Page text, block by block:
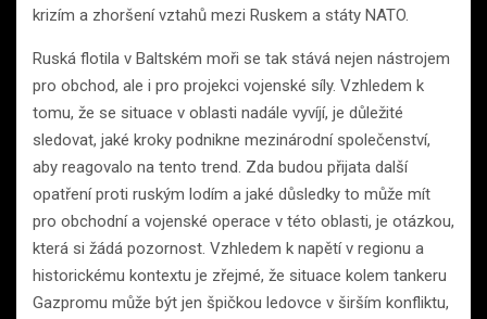
krizím a zhoršení vztahů mezi Ruskem a státy NATO.
Ruská flotila v Baltském moři se tak stává nejen nástrojem
pro obchod, ale i pro projekci vojenské síly. Vzhledem k
tomu, že se situace v oblasti nadále vyvíjí, je důležité
sledovat, jaké kroky podnikne mezinárodní společenství,
aby reagovalo na tento trend. Zda budou přijata další
opatření proti ruským lodím a jaké důsledky to může mít
pro obchodní a vojenské operace v této oblasti, je otázkou,
která si žádá pozornost. Vzhledem k napětí v regionu a
historickému kontextu je zřejmé, že situace kolem tankeru
Gazpromu může být jen špičkou ledovce v širším konfliktu,